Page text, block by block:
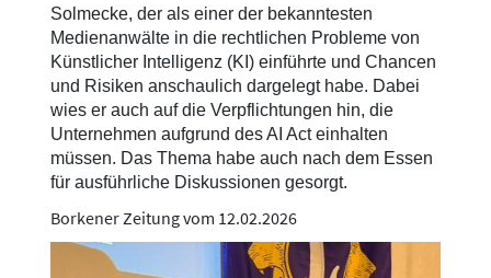
Solmecke, der als einer der bekanntesten
Medienanwälte in die rechtlichen Probleme von
Künstlicher Intelligenz (KI) einführte und Chancen
und Risiken anschaulich dargelegt habe. Dabei
wies er auch auf die Verpflichtungen hin, die
Unternehmen aufgrund des AI Act einhalten
müssen. Das Thema habe auch nach dem Essen
für ausführliche Diskussionen gesorgt.
Borkener Zeitung vom 12.02.2026